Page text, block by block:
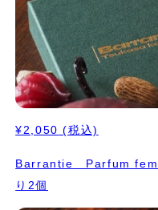
¥2,050 (税込)
Barrantie Parfum
り2個